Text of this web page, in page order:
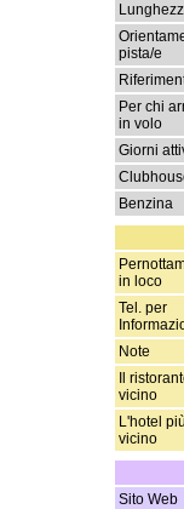
pista/e
Per chi
in volo
Giorni
Benzina
in loco
Tel. per
Note
Il
vicino
L'hotel più
vicino
Sito Web